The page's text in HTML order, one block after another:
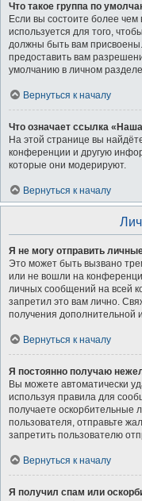
Что такое группа по
Если вы состоите более
используется для того,
должны быть вам
предоставить вам
умолчанию в личном
Вернуться к началу
Что означает ссылка
На этой странице вы
конференции и другую
которые они модерируют.
Вернуться к началу
Я не могу отправить
Это может быть вызвано
или не вошли на
личных сообщений на всей
запретил это вам лично.
получения дополнительной
Вернуться к началу
Я постоянно получаю
Вы можете автоматически
используя правила для
получаете оскорбительные
пользователя, отправьте
запретить пользователю
Вернуться к началу
Я получил спам или